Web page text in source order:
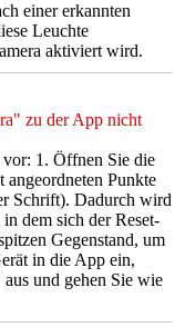
einer erkannten
Leuchte
aktiviert wird.
zu der App nicht
1. Öffnen Sie die
Punkte
Schrift). Dadurch wird
dem sich der Reset-
Gegenstand, um
in die App ein,
und gehen Sie wie